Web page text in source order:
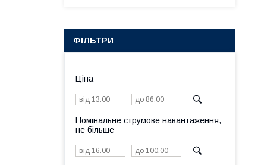
ФІЛЬТРИ
Ціна
Номінальне струмове навантаження,
не більше